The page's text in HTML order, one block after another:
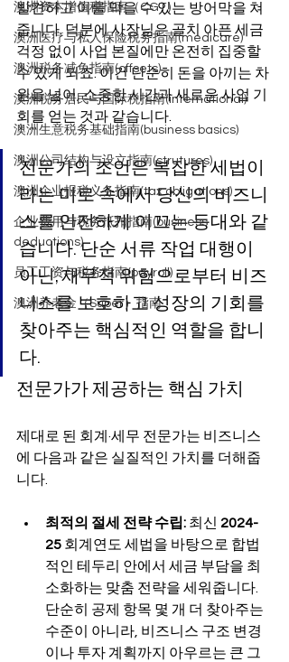
澳洲资本增值税指南（CGT）
澳洲医疗与私人保险税务指南(medicare)
澳洲税务减免指南(offsets)
澳洲税务居民与国际税指南(international)
澳洲生意税务基础指南(business basics)
澳洲公司结构与设立指南(strutures)
澳洲企业报税义务指南(tax obligations)
企业费用与税务抵扣指南(business
deductions)
员工工资与税务指南(payroll)
澳洲养老金（Super）指南
발견하고 이를 막을 수 있는 방어막을 쳐
줍니다. 덕분에 사장님은 골치 아픈 세금
걱정 없이 사업 본질에만 온전히 집중할
수 있게 되죠. 이건 단순히 돈을 아끼는 차
원을 넘어, 소중한 시간과 새로운 사업 기
회를 얻는 것과 같습니다.
전문가의 조언은 복잡한 세법이
라는 미로 속에서 당신의 비즈니
스를 안전하게 이끄는 등대와 같
습니다. 단순 서류 작업 대행이
아닌, 재무적 위험으로부터 비즈
니스를 보호하고 성장의 기회를
찾아주는 핵심적인 역할을 합니
다.
전문가가 제공하는 핵심 가치
제대로 된 회계·세무 전문가는 비즈니스
에 다음과 같은 실질적인 가치를 더해줍
니다.
최적의 절세 전략 수립: 최신 2024-
25 회계연도 세법을 바탕으로 합법
적인 테두리 안에서 세금 부담을 최
소화하는 맞춤 전략을 세워줍니다.
단순히 공제 항목 몇 개 더 찾아주는
수준이 아니라, 비즈니스 구조 변경
이나 투자 계획까지 아우르는 큰 그